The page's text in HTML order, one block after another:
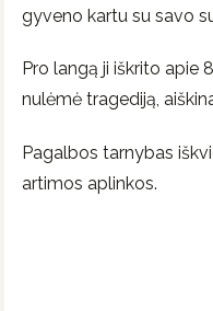
gyveno kartu su savo
Pro langą ji iškrito apie
nulėmė tragediją,
Pagalbos tarnybas
artimos aplinkos.